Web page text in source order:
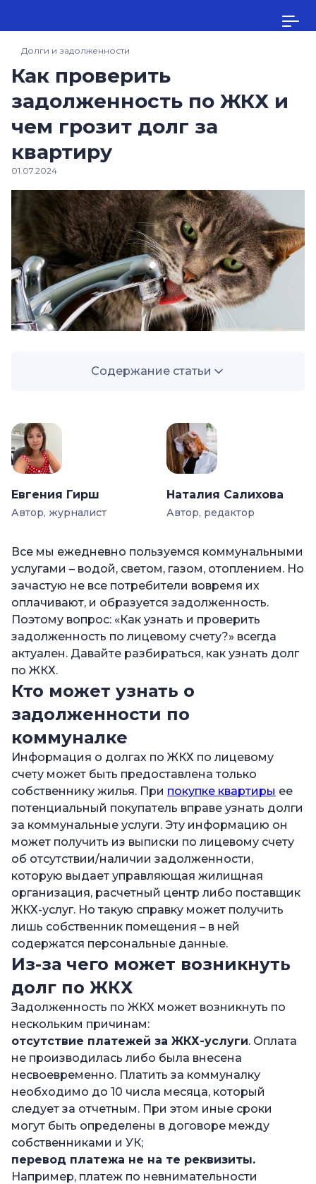
Долги и задолженности
Как проверить
задолженность по ЖКХ и
чем грозит долг за
квартиру
01.07.2024
Содержание статьи
коммуналке
—Из-за чего может возникнуть долг по ЖКХ
—Как можно проверить задолженность по
лицевому счету
—Платежные квитанции
— Сервис ГИС ЖКХ
—Служба судебных приставов
—Другие способы проверки задолженности по
ЖКХ
—Как узнать долг по ЖКХ по адресу
— Как проверить себя на все типы долгов
— Как проверить долги за ЖКХ при покупке
квартиры
—Как узнать долг родственников по
коммунальным платежам
—Как узнать есть ли долг за квартиру при
наследовании
— Чем грозит долг по оплате услуг ЖКХ
—Что делать, если нет денег на оплату долгов
по ЖКХ
Как сэкономить на оплате ЖКУ
Евгения Гирш
Автор, журналист
Наталия Салихова
Автор, редактор
Все мы ежедневно пользуемся коммунальными
услугами – водой, светом, газом, отоплением. Но
зачастую не все потребители вовремя их
оплачивают, и образуется задолженность.
Поэтому вопрос: «Как узнать и проверить
задолженность по лицевому счету?» всегда
актуален. Давайте разбираться, как узнать долг
по ЖКХ.
Кто может узнать о
задолженности по
коммуналке
Информация о долгах по ЖКХ по лицевому
счету может быть предоставлена только
собственнику жилья. При покупке квартиры ее
потенциальный покупатель вправе узнать долги
за коммунальные услуги. Эту информацию он
может получить из выписки по лицевому счету
об отсутствии/наличии задолженности,
которую выдает управляющая жилищная
организация, расчетный центр либо поставщик
ЖКХ-услуг. Но такую справку может получить
лишь собственник помещения – в ней
содержатся персональные данные.
Из-за чего может возникнуть
долг по ЖКХ
Задолженность по ЖКХ может возникнуть по
нескольким причинам:
отсутствие платежей за ЖКХ-услуги. Оплата
не производилась либо была внесена
несвоевременно. Платить за коммуналку
необходимо до 10 числа месяца, который
следует за отчетным. При этом иные сроки
могут быть определены в договоре между
собственниками и УК;
перевод платежа не на те реквизиты.
Например, платеж по невнимательности